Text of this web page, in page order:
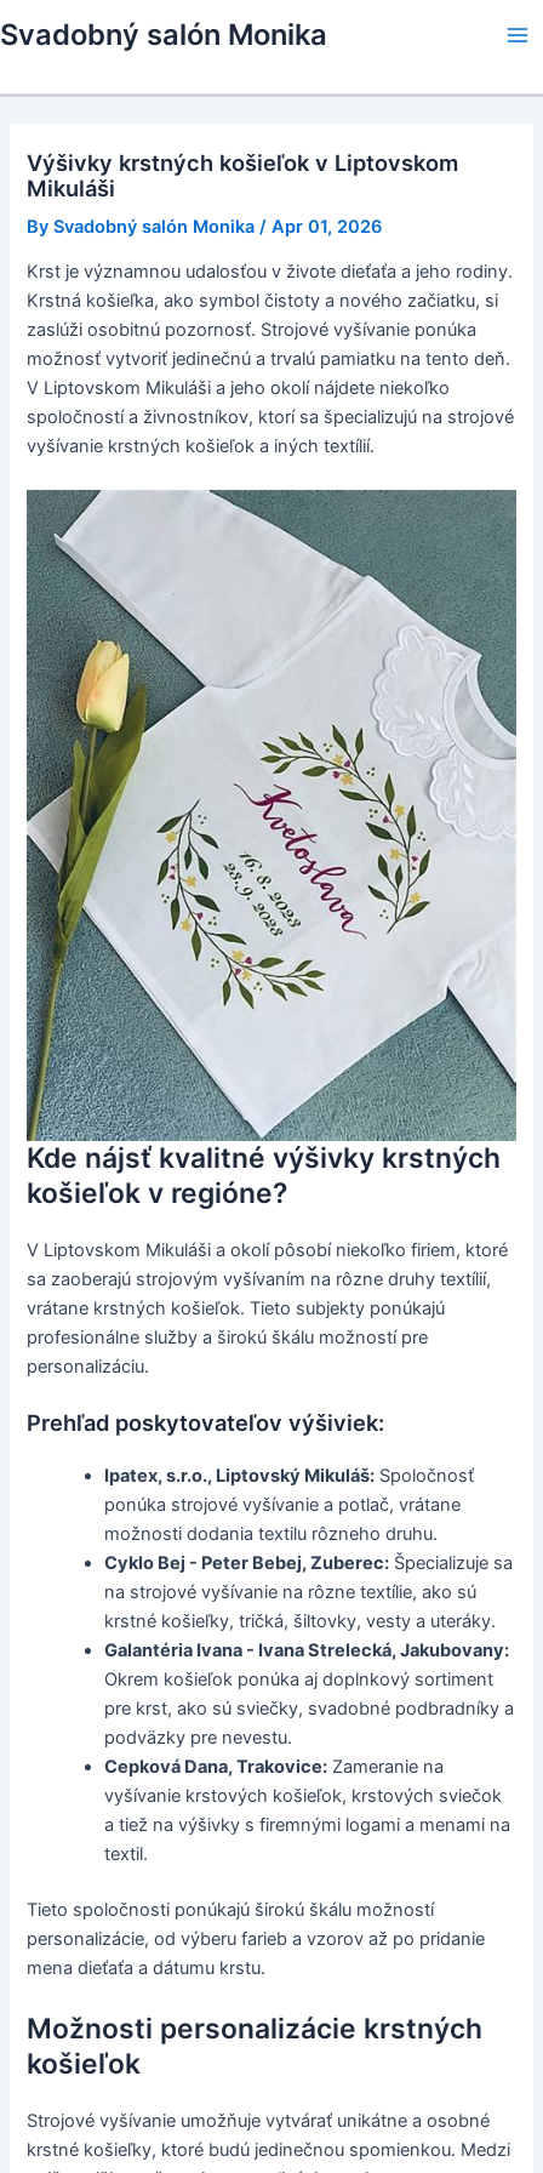
to
Svadobný salón Monika
Výšivky krstných košieľok v Liptovskom
Mikuláši
BySvadobný salón Monika /Apr 01, 2026
Krst je významnou udalosťou v živote dieťaťa a jeho rodiny.
Krstná košieľka, ako symbol čistoty a nového začiatku, si
zaslúži osobitnú pozornosť. Strojové vyšívanie ponúka
možnosť vytvoriť jedinečnú a trvalú pamiatku na tento deň.
V Liptovskom Mikuláši a jeho okolí nájdete niekoľko
spoločností a živnostníkov, ktorí sa špecializujú na strojové
vyšívanie krstných košieľok a iných textílií.
Kde nájsť kvalitné výšivky krstných
košieľok v regióne?
V Liptovskom Mikuláši a okolí pôsobí niekoľko firiem, ktoré
sa zaoberajú strojovým vyšívaním na rôzne druhy textílií,
vrátane krstných košieľok. Tieto subjekty ponúkajú
profesionálne služby a širokú škálu možností pre
personalizáciu.
Prehľad poskytovateľov výšiviek:
Ipatex, s.r.o., Liptovský Mikuláš: Spoločnosť
ponúka strojové vyšívanie a potlač, vrátane
možnosti dodania textilu rôzneho druhu.
Cyklo Bej - Peter Bebej, Zuberec: Špecializuje sa
na strojové vyšívanie na rôzne textílie, ako sú
krstné košieľky, tričká, šiltovky, vesty a uteráky.
Galantéria Ivana - Ivana Strelecká, Jakubovany:
Okrem košieľok ponúka aj doplnkový sortiment
pre krst, ako sú sviečky, svadobné podbradníky a
podväzky pre nevestu.
Cepková Dana, Trakovice: Zameranie na
vyšívanie krstových košieľok, krstových sviečok
a tiež na výšivky s firemnými logami a menami na
textil.
Tieto spoločnosti ponúkajú širokú škálu možností
personalizácie, od výberu farieb a vzorov až po pridanie
mena dieťaťa a dátumu krstu.
Možnosti personalizácie krstných
košieľok
Strojové vyšívanie umožňuje vytvárať unikátne a osobné
krstné košieľky, ktoré budú jedinečnou spomienkou. Medzi